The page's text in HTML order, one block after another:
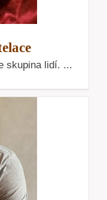
skupina lidí. ...